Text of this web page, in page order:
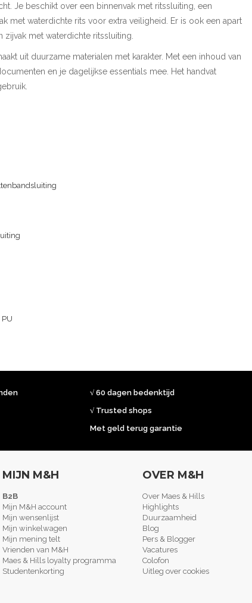
Je beschikt over een binnenvak met ritssluiting, een
met waterdichte rits voor extra veiligheid. Er is ook een apart
met waterdichte ritssluiting.
uit duurzame materialen met karakter. Met een inhoud van
en je dagelijkse essentials mee. Het handvat
√ 60 dagen bedenktijd
√ Trusted shops
Met geld terug garantie
MIJN M&H
B2B
Mijn M&H account
Mijn wensenlijst
Mijn winkelwagen
Mijn mening telt
Vrienden van M&H
Maes & Hills loyalty programma
Studentenkorting
OVER M&H
Over Maes & Hills
Highlights
Duurzaamheid
Blog
Pers & Blogger
Vacatures
Colofon
Uitleg over cookies